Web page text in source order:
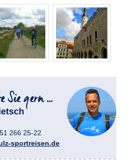
266 25-22
sportreisen.de